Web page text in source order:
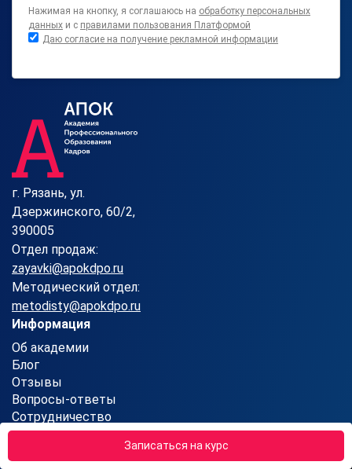
Записаться на курс
Нажимая на кнопку, я соглашаюсь на обработку персональных
данных и с правилами пользования Платформой
Даю согласие на получение рекламной информации
г. Рязань, ул.
Дзержинского, 60/2,
390005
Отдел продаж:
zayavki@apokdpo.ru
Методический отдел:
metodisty@apokdpo.ru
Информация
Об академии
Блог
Отзывы
Вопросы-ответы
Сотрудничество
Контакты